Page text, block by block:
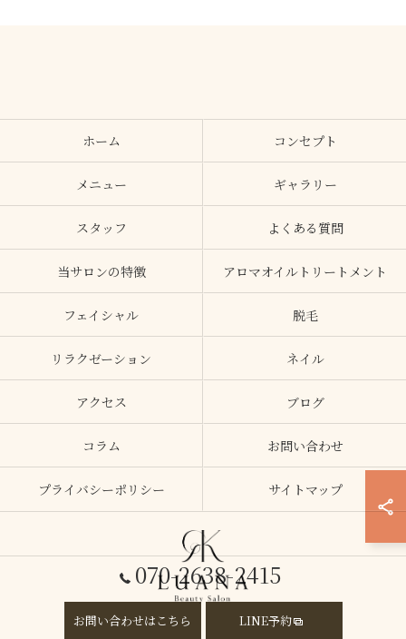
070-2638-2415
お問い合わせはこちら LINE予約
ホーム コンセプト
メニュー ギャラリー
スタッフ よくある質問
当サロンの特徴 アロマオイルトリートメント
フェイシャル 脱毛
リラクゼーション ネイル
アクセス ブログ
コラム お問い合わせ
プライバシーポリシー サイトマップ
© 2026 大阪府加美のエステならLUANA ALL RIGHTS RESERVED.